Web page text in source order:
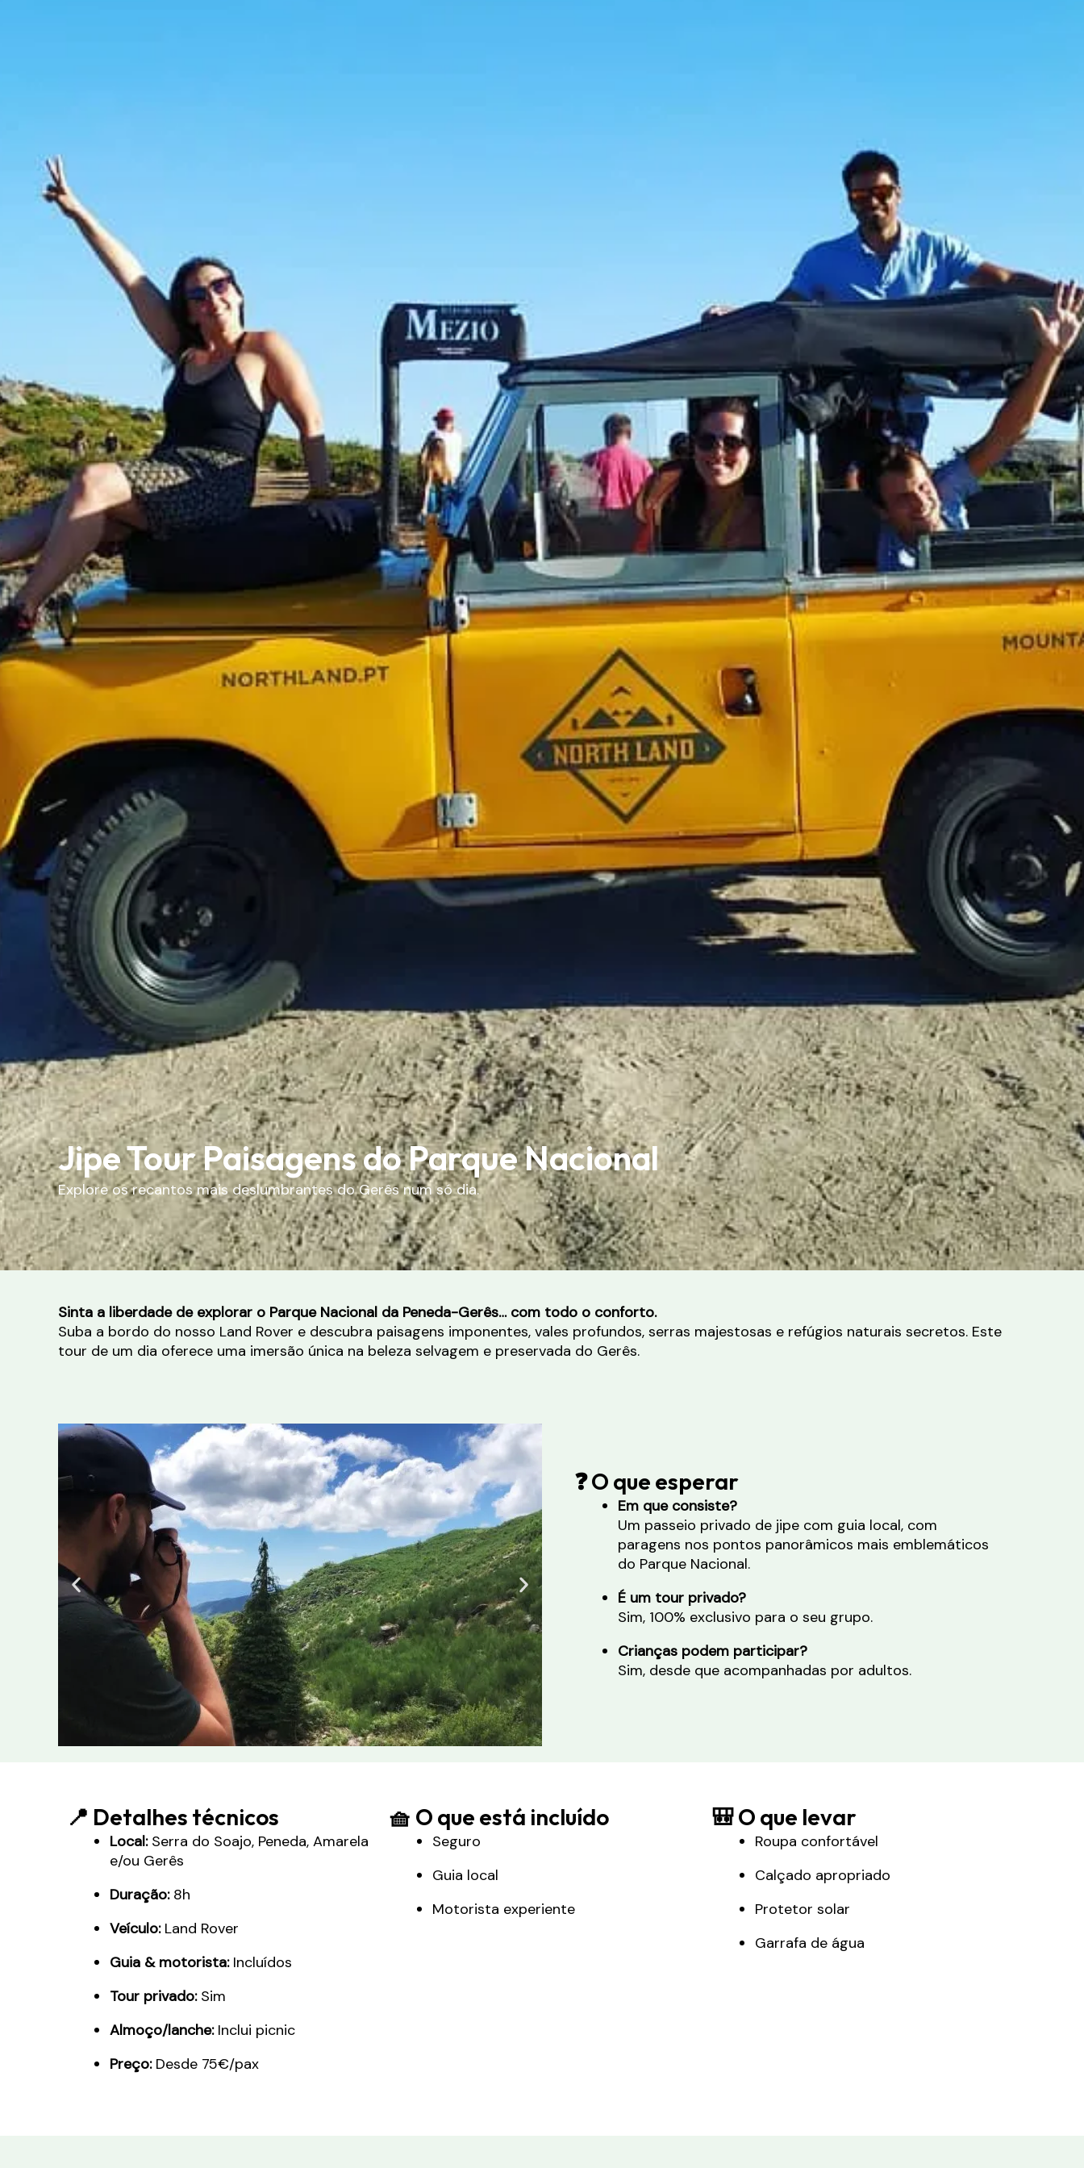
Jipe Tour Paisagens do Parque Nacional
Explore os recantos mais deslumbrantes do Gerês num só dia.
Sinta a liberdade de explorar o Parque Nacional da Peneda-Gerês… com todo o conforto.
Suba a bordo do nosso Land Rover e descubra paisagens imponentes, vales profundos, serras majestosas e refúgios naturais secretos. Este
tour de um dia oferece uma imersão única na beleza selvagem e preservada do Gerês.
❓ O que esperar
Em que consiste?
Um passeio privado de jipe com guia local, com
paragens nos pontos panorâmicos mais emblemáticos
do Parque Nacional.
É um tour privado?
Sim, 100% exclusivo para o seu grupo.
Crianças podem participar?
Sim, desde que acompanhadas por adultos.
📍 Detalhes técnicos
Local:Serra do Soajo, Peneda, Amarela
e/ou Gerês
Duração:8h
Veículo:Land Rover
Guia & motorista:Incluídos
Tour privado:Sim
Almoço/lanche:Inclui picnic
Preço:Desde 75€/pax
🧺 O que está incluído
Seguro
Guia local
Motorista experiente
🎒 O que levar
Roupa confortável
Calçado apropriado
Protetor solar
Garrafa de água